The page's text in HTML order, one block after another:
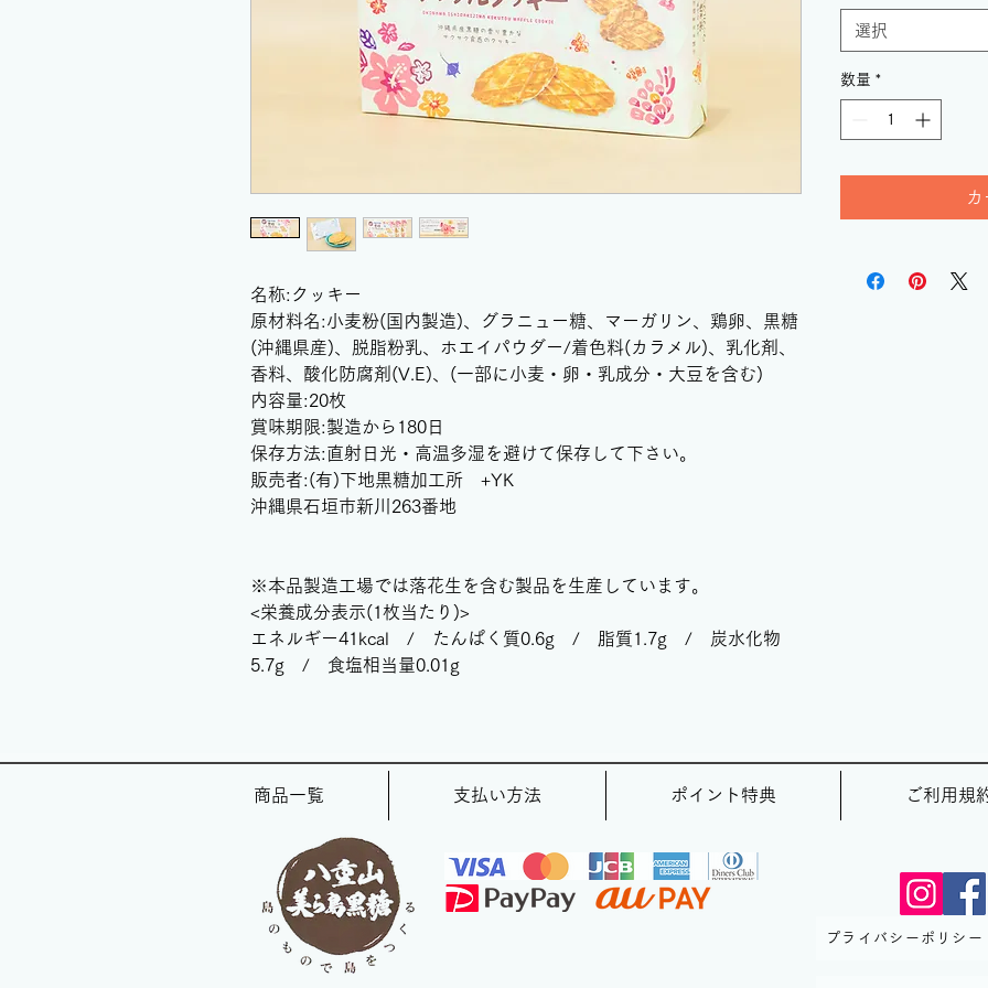
名称:クッキー
原材料名:小麦粉(国内製造)、グラニュー糖、マーガリン、鶏卵、黒糖
(沖縄県産)、脱脂粉乳、ホエイパウダー/着色料(カラメル)、乳化剤、
香料、酸化防腐剤(V.E)、(一部に小麦・卵・乳成分・大豆を含む)
内容量:20枚
賞味期限:製造から180日
保存方法:直射日光・高温多湿を避けて保存して下さい。
販売者:(有)下地黒糖加工所 +YK
沖縄県石垣市新川263番地
※本品製造工場では落花生を含む製品を生産しています。
<栄養成分表示(1枚当たり)>
エネルギー41kcal / たんぱく質0.6g / 脂質1.7g / 炭水化物
5.7g / 食塩相当量0.01g
選択
数量 *
商品一覧 支払い方法 ポイント特典 ご利用規
プライバシーポリシー